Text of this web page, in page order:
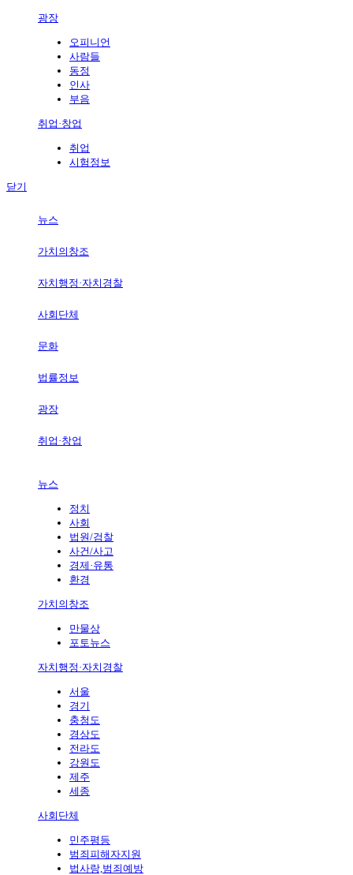
광장
오피니언
사람들
동정
인사
부음
취업·창업
취업
시험정보
닫기
뉴스
가치의창조
자치행정·자치경찰
사회단체
문화
법률정보
광장
취업·창업
뉴스
정치
사회
법원/검찰
사건/사고
경제·유통
환경
가치의창조
만물상
포토뉴스
자치행정·자치경찰
서울
경기
충청도
경상도
전라도
강원도
제주
세종
사회단체
민주평등
범죄피해자지원
법사랑,범죄예방